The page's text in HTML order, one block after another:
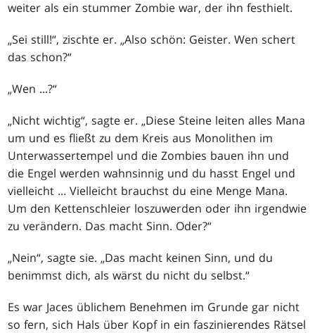
weiter als ein stummer Zombie war, der ihn festhielt.
„Sei still!“, zischte er. „Also schön: Geister. Wen schert
das schon?“
„Wen ...?“
„Nicht wichtig“, sagte er. „Diese Steine leiten alles Mana
um und es fließt zu dem Kreis aus Monolithen im
Unterwassertempel und die Zombies bauen ihn und
die Engel werden wahnsinnig und du hasst Engel und
vielleicht ... Vielleicht brauchst du eine Menge Mana.
Um den Kettenschleier loszuwerden oder ihn irgendwie
zu verändern. Das macht Sinn. Oder?“
„Nein“, sagte sie. „Das macht keinen Sinn, und du
benimmst dich, als wärst du nicht du selbst.“
Es war Jaces üblichem Benehmen im Grunde gar nicht
so fern, sich Hals über Kopf in ein faszinierendes Rätsel